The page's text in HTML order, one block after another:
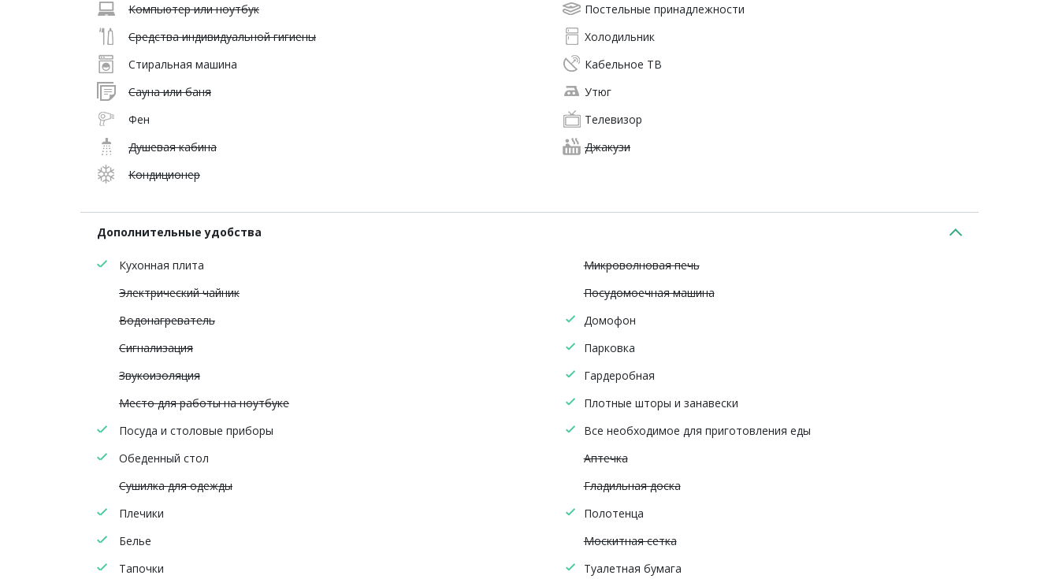
Компьютер или ноутбук
Постельные принадлежности
Средства индивидуальной гигиены
Холодильник
Стиральная машина
Кабельное ТВ
Сауна или баня
Утюг
Фен
Телевизор
Душевая кабина
Джакузи
Кондиционер
Дополнительные удобства
Кухонная плита
Микроволновая печь
Электрический чайник
Посудомоечная машина
Водонагреватель
Домофон
Сигнализация
Парковка
Звукоизоляция
Гардеробная
Место для работы на ноутбуке
Плотные шторы и занавески
Посуда и столовые приборы
Все необходимое для приготовления еды
Обеденный стол
Аптечка
Сушилка для одежды
Гладильная доска
Плечики
Полотенца
Белье
Москитная сетка
Тапочки
Туалетная бумага